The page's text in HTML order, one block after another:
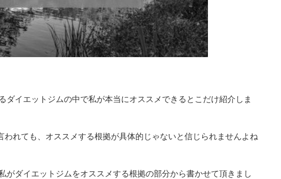
ダイエットジムの中で私が本当にオススメできる とこだけ紹介しま
われても、オススメする根拠が具体的じゃないと信じられませんよね
がダイエットジムをオススメする根拠の部分から書かせて頂きまし